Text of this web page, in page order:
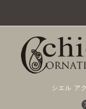
シエル ア